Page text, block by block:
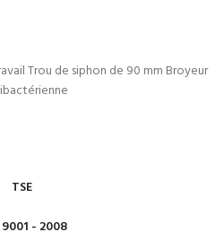
Trou de siphon de 90 mm Broyeur
TSE
9001 - 2008